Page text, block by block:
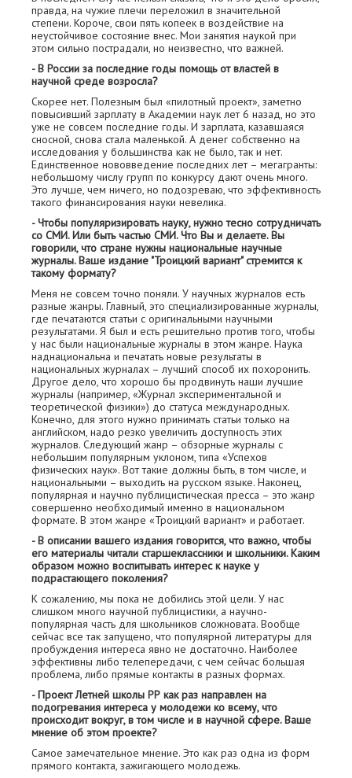
правда, на чужие плечи переложил в значительной
степени. Короче, свои пять копеек в воздействие на
неустойчивое состояние внес. Мои занятия наукой при
этом сильно пострадали, но неизвестно, что важней.
- В России за последние годы помощь от властей в
научной среде возросла?
Скорее нет. Полезным был «пилотный проект», заметно
повысивший зарплату в Академии наук лет 6 назад, но это
уже не совсем последние годы. И зарплата, казавшаяся
сносной, снова стала маленькой. А денег собственно на
исследования у большинства как не было, так и нет.
Единственное нововведение последних лет – мегагранты:
небольшому числу групп по конкурсу дают очень много.
Это лучше, чем ничего, но подозреваю, что эффективность
такого финансирования науки невелика.
- Чтобы популяризировать науку, нужно тесно сотрудничать
со СМИ. Или быть частью СМИ. Что Вы и делаете. Вы
говорили, что стране нужны национальные научные
журналы. Ваше издание "Троицкий вариант" стремится к
такому формату?
Меня не совсем точно поняли. У научных журналов есть
разные жанры. Главный, это специализированные журналы,
где печатаются статьи с оригинальными научными
результатами. Я был и есть решительно против того, чтобы
у нас были национальные журналы в этом жанре. Наука
наднациональна и печатать новые результаты в
национальных журналах – лучший способ их похоронить.
Другое дело, что хорошо бы продвинуть наши лучшие
журналы (например, «Журнал экспериментальной и
теоретической физики») до статуса международных.
Конечно, для этого нужно принимать статьи только на
английском, надо резко увеличить доступность этих
журналов. Следующий жанр – обзорные журналы с
небольшим популярным уклоном, типа «Успехов
физических наук». Вот такие должны быть, в том числе, и
национальными – выходить на русском языке. Наконец,
популярная и научно публицистическая пресса – это жанр
совершенно необходимый именно в национальном
формате. В этом жанре «Троицкий вариант» и работает.
- В описании вашего издания говорится, что важно, чтобы
его материалы читали старшеклассники и школьники. Каким
образом можно воспитывать интерес к науке у
подрастающего поколения?
К сожалению, мы пока не добились этой цели. У нас
слишком много научной публицистики, а научно-
популярная часть для школьников сложновата. Вообще
сейчас все так запущено, что популярной литературы для
пробуждения интереса явно не достаточно. Наиболее
эффективны либо телепередачи, с чем сейчас большая
проблема, либо прямые контакты в разных формах.
- Проект Летней школы РР как раз направлен на
подогревания интереса у молодежи ко всему, что
происходит вокруг, в том числе и в научной сфере. Ваше
мнение об этом проекте?
Самое замечательное мнение. Это как раз одна из форм
прямого контакта, зажигающего молодежь.